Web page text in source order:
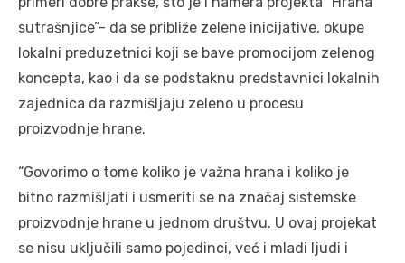
sutrašnjice”- da se približe zelene inicijative, okupe
lokalni preduzetnici koji se bave promocijom zelenog
koncepta, kao i da se podstaknu predstavnici lokalnih
zajednica da razmišljaju zeleno u procesu
proizvodnje hrane.
“Govorimo o tome koliko je važna hrana i koliko je
bitno razmišljati i usmeriti se na značaj sistemske
proizvodnje hrane u jednom društvu. U ovaj projekat
se nisu uključili samo pojedinci, već i mladi ljudi i